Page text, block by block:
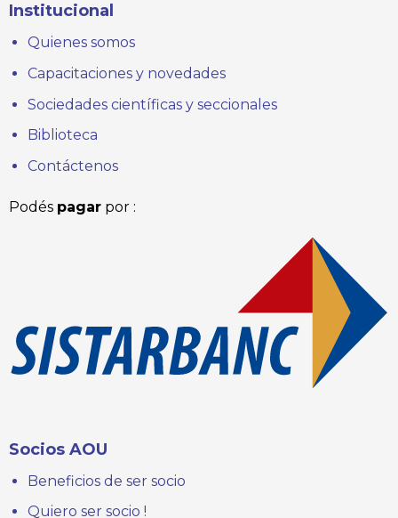
Institucional
Quienes somos
Capacitaciones y novedades
Sociedades científicas y seccionales
Biblioteca
Contáctenos
Podés pagarpor :
Socios AOU
Beneficios de ser socio
Quiero ser socio !